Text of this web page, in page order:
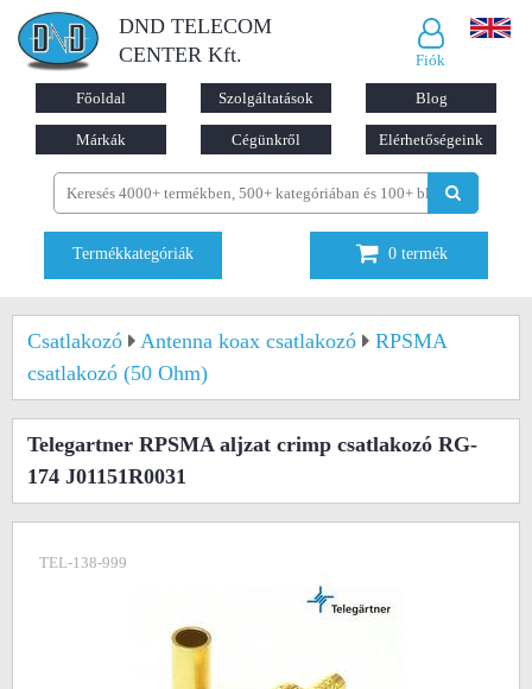
DND TELECOM
CENTER Kft.
Fiók
Főoldal Szolgáltatások Blog
Márkák Cégünkről Elérhetőségeink
Termékkategóriák 0 termék
Csatlakozó Antenna koax csatlakozó
RPSMA
csatlakozó (50 Ohm)
Telegartner RPSMA aljzat crimp csatlakozó RG-
174 J01151R0031
TEL-138-999